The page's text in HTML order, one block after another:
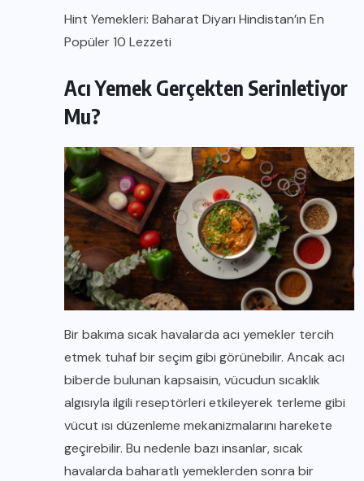
Hint Yemekleri: Baharat Diyarı Hindistan’ın En
Popüler 10 Lezzeti
Acı Yemek Gerçekten Serinletiyor
Mu?
Bir bakıma sıcak havalarda acı yemekler tercih
etmek tuhaf bir seçim gibi görünebilir. Ancak acı
biberde bulunan kapsaisin, vücudun sıcaklık
algısıyla ilgili reseptörleri etkileyerek terleme gibi
vücut ısı düzenleme mekanizmalarını harekete
geçirebilir. Bu nedenle bazı insanlar, sıcak
havalarda baharatlı yemeklerden sonra bir